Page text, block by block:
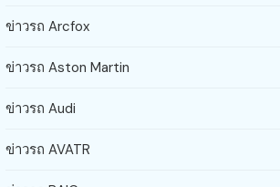
ข่าวรถ Arcfox
ข่าวรถ Aston Martin
ข่าวรถ Audi
ข่าวรถ AVATR